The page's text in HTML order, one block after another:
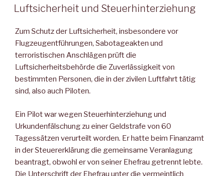
AM
Luftsicherheit und Steuerhinterziehung
Zum Schutz der Luftsicherheit, insbesondere vor
Flugzeugentführungen, Sabotageakten und
terroristischen Anschlägen prüft die
Luftsicherheitsbehörde die Zuverlässigkeit von
bestimmten Personen, die in der zivilen Luftfahrt tätig
sind, also auch Piloten.
Ein Pilot war wegen Steuerhinterziehung und
Urkundenfälschung zu einer Geldstrafe von 60
Tagessätzen verurteilt worden. Er hatte beim Finanzamt
in der Steuererklärung die gemeinsame Veranlagung
beantragt, obwohl er von seiner Ehefrau getrennt lebte.
Die Unterschrift der Ehefrau unter die vermeintlich